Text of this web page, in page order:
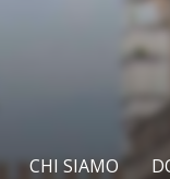
CHI SIAMO